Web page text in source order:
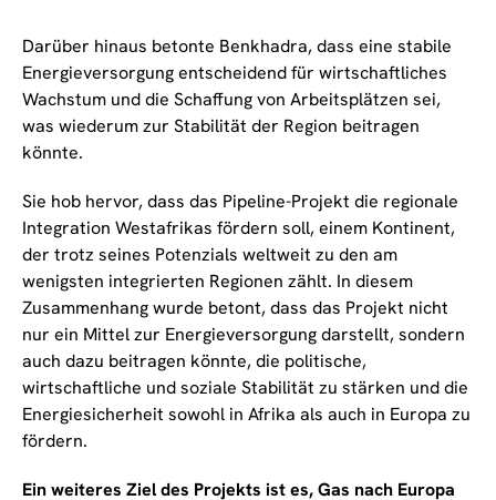
Darüber hinaus betonte Benkhadra, dass eine stabile
Energieversorgung entscheidend für wirtschaftliches
Wachstum und die Schaffung von Arbeitsplätzen sei,
was wiederum zur Stabilität der Region beitragen
könnte.
Sie hob hervor, dass das Pipeline-Projekt die regionale
Integration Westafrikas fördern soll, einem Kontinent,
der trotz seines Potenzials weltweit zu den am
wenigsten integrierten Regionen zählt. In diesem
Zusammenhang wurde betont, dass das Projekt nicht
nur ein Mittel zur Energieversorgung darstellt, sondern
auch dazu beitragen könnte, die politische,
wirtschaftliche und soziale Stabilität zu stärken und die
Energiesicherheit sowohl in Afrika als auch in Europa zu
fördern.
Ein weiteres Ziel des Projekts ist es, Gas nach Europa